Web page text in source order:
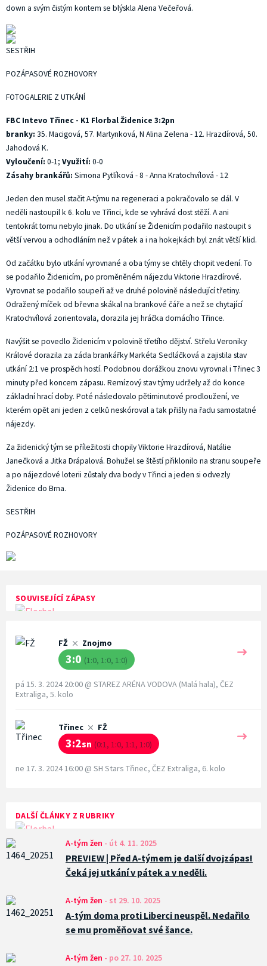
SOUVISEJÍCÍ ZÁPASY
FŽ Znojmo
3:0 (1:0, 1:0, 1:0)
pá 15. 3. 2024 20:00 @ STAREZ ARÉNA VODOVA (Malá hala), ČEZ
Extraliga, 5. kolo
Třinec FŽ
3:2sn (0:1, 1:0, 1:1, 1:0)
ne 17. 3. 2024 16:00 @ SH Stars Třinec, ČEZ Extraliga, 6. kolo
DALŠÍ ČLÁNKY Z RUBRIKY
A-tým žen - út 4. 11. 2025
PREVIEW | Před A-týmem je další dvojzápas!
Čeká jej utkání v pátek a v neděli.
A-tým žen - st 29. 10. 2025
A-tým doma proti Liberci neuspěl. Nedařilo
se mu proměňovat své šance.
A-tým žen - po 27. 10. 2025
down a svým čistým kontem se blýskla Alena Večeřová.
SESTŘIH
POZÁPASOVÉ ROZHOVORY
FOTOGALERIE Z UTKÁNÍ
FBC Intevo Třinec - K1 Florbal Židenice 3:2pn
branky: 35. Macigová, 57. Martynková, N Alina Zelena - 12. Hrazdírová, 50.
Jahodová K.
Vyloučení: 0-1; Využití: 0-0
Zásahy brankářů: Simona Pytlíková - 8 - Anna Kratochvílová - 12
Jeden den musel stačit A-týmu na regeneraci a pokračovalo se dál. V
neděli nastoupil k 6. kolu ve Třinci, kde se vyhrává dost stěží. A ani
tentokrát tomu nebylo jinak. Do utkání se Židenicím podařilo nastoupit s
větší vervou a odhodláním než v pátek a i na hokejkách byl znát větší klid.
Od začátku bylo utkání vyrovnané a oba týmy se chtěly chopit vedení. To
se podařilo Židenicím, po proměněném nájezdu Viktorie Hrazdírové.
Vyrovnat se podařilo soupeři až ve druhé polovině následující třetiny.
Odražený míček od břevna skákal na brankové čáře a než se chytající
Kratochvílová zorientovala, dorazila jej hráčka domácího Třince.
Navýšit se povedlo Židenicím v polovině třetího dějství. Střelu Veroniky
Králové dorazila za záda brankářky Markéta Sedláčková a zajistila stav
utkání 2:1 ve prospěch hostí. Podobnou dorážkou znovu vyrovnal i Třinec 3
minuty před koncem zápasu. Remízový stav týmy udržely až do konce
základní hrací doby. Poté následovalo pětiminutové prodloužení, ve
kterém opět ani jeden z celků neskóroval a tak přišly na řadu samostatné
nájezdy.
Za židenický tým se příležitosti chopily Viktorie Hrazdírová, Natálie
Janečková a Jitka Drápalová. Bohužel se štěstí přiklonilo na stranu soupeře
a po nájezdové loterii zůstaly dva body v Třinci a jeden si odvezly
Židenice do Brna.
SESTŘIH
POZÁPASOVÉ ROZHOVORY